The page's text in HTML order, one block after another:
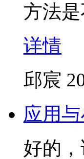
方法
详情
邱宸
应用
好的